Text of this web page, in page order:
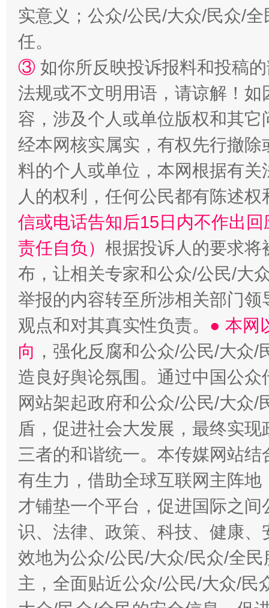
“蜀中异人”王建安的艺术幻境
实意义；公众/公民/大众/民众/
任。
③ 如你所反映投诉报料和投稿
法规或不文明用语，请谅解！
容，涉及个人或单位版权和其它
经本网核实属实，有权先行撤
料的个人或单位，本网根据有
人的权利，任何公民都有陈述
信或电话告知后15日内不作出
责任自负） 根据投诉人的要求将
布，让相关专家和公众/公民/大
举报的内容转至所涉相关部门
观点和对其真实性负责。 ● 本网
向 ，强化反腐和公众/公民/大众
造良好舆论氛围。通过中国公
网站架起政府和公众/公民/大众
盾，促进社会大发展，最终实
三者的和谐统一。本传媒网站
有生力，借助全球互联网主阵
才铺垫一个平台，促进国际之
识、法律、政策、科技、健康
效地为公众/公民/大众/民众/全
主，全面贴近公众/公民/大众/民